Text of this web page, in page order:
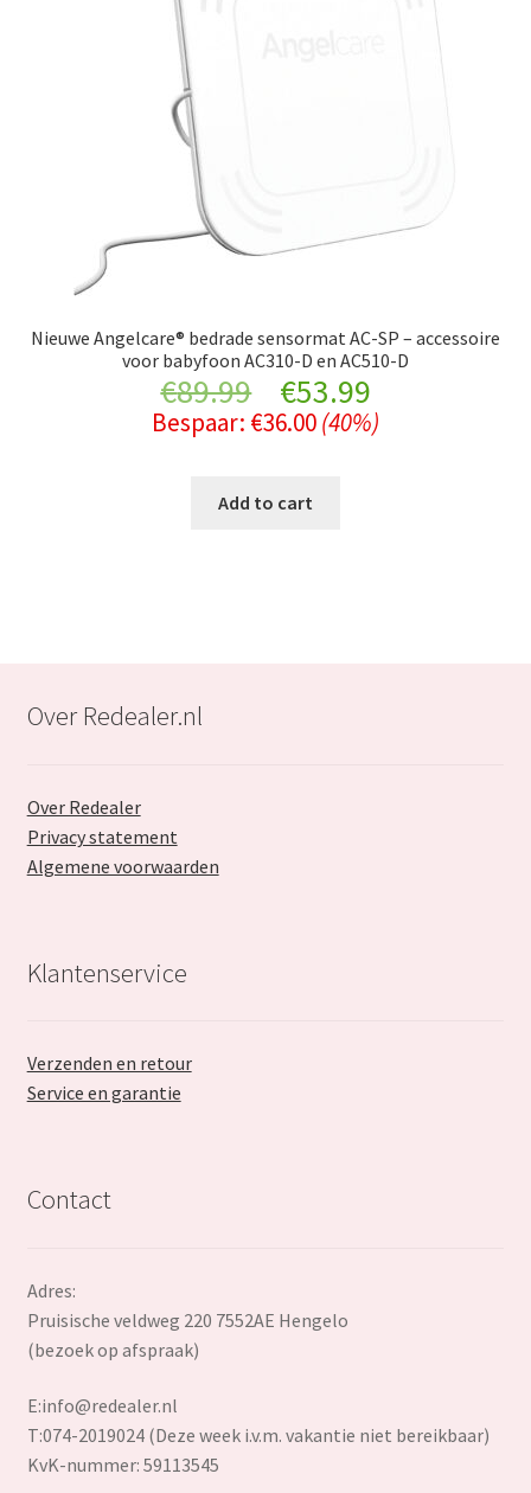
Nieuwe Angelcare® bedrade sensormat AC-SP – accessoire
voor babyfoon AC310-D en AC510-D
€89.99
Original
price
was:
€53.99Current
price
Bespaar: €36.00(40%)
Add to cart
Over Redealer.nl
Over Redealer
Privacy statement
Algemene voorwaarden
Klantenservice
Verzenden en retour
Service en garantie
Contact
Adres:
Pruisische veldweg 220 7552AE Hengelo
(bezoek op afspraak)
E:info@redealer.nl
T:074-2019024 (Deze week i.v.m. vakantie niet bereikbaar)
KvK-nummer: 59113545